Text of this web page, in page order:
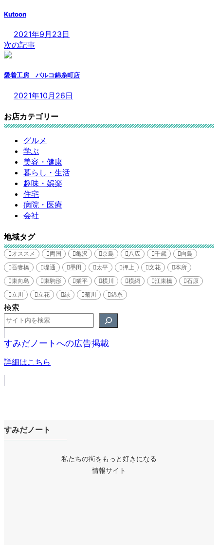
Kutoon
2021年9月23日
次の記事
愛着工房 パルコ錦糸町店
2021年10月26日
お店カテゴリー
グルメ
学ぶ
美容・健康
暮らし・生活
趣味・娯楽
住宅
病院・医療
会社
地域タグ
オススメ 両国 亀沢 京島 八広 千歳
向島
吾妻橋
堤通 墨田 太平 押上 文花
本所
東向島
東駒形 業平 横川 横網 江東橋
石原
立川
立花 緑 菊川 錦糸
検索
すみだノートへの広告掲載
詳細はこちら
すみだノート
私たちの街をもっと好きになる
情報サイト